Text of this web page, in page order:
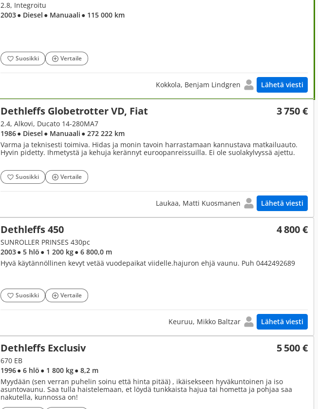
2.8, Integroitu
2003● Diesel ● Manuaali ● 115 000 km
Suosikki Vertaile
Kokkola, Benjam Lindgren Lähetä viesti
Dethleffs Globetrotter VD, Fiat 3 750 €
2.4, Alkovi, Ducato 14-280MA7
1986● Diesel ● Manuaali ● 272 222 km
Varma ja teknisesti toimiva. Hidas ja monin tavoin harrastamaan kannustava matkailuauto.
Hyvin pidetty. Ihmetystä ja kehuja kerännyt euroopanreissuilla. Ei ole suolakylvyssä ajettu.
Suosikki Vertaile
Laukaa, Matti Kuosmanen Lähetä viesti
Dethleffs 450 4 800 €
SUNROLLER PRINSES 430pc
2003● 5 hlö ● 1 200 kg● 6 800,0 m
Hyvä käytännöllinen kevyt vetää vuodepaikat viidelle.hajuron ehjä vaunu. Puh 0442492689
Suosikki Vertaile
Keuruu, Mikko Baltzar Lähetä viesti
Dethleffs Exclusiv 5 500 €
670 EB
1996● 6 hlö ● 1 800 kg● 8,2 m
Myydään (sen verran puhelin soinu että hinta pitää) , ikäisekseen hyväkuntoinen ja iso
asuntovaunu. Saa tulla haistelemaan, et löydä tunkkaista hajua tai hometta ja pohjaa saa
nakutella, kunnossa on!